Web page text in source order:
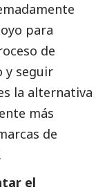
para
de
y seguir
la alternativa
más
de
el